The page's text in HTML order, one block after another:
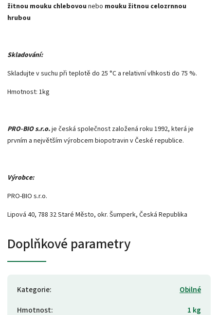
žitnou mouku chlebovou nebo mouku žitnou celozrnnou
hrubou
Skladování:
Skladujte v suchu při teplotě do 25 °C a relativní vlhkosti do 75 %.
Hmotnost: 1kg
PRO-BIO s.r.o.je česká společnost založená roku 1992, která je
prvním a největším výrobcem biopotravin v České republice.
Výrobce:
PRO-BIO s.r.o.
Lipová 40, 788 32 Staré Město, okr. Šumperk, Česká Republika
Doplňkové parametry
Kategorie:
Obilné
Hmotnost: 1 kg